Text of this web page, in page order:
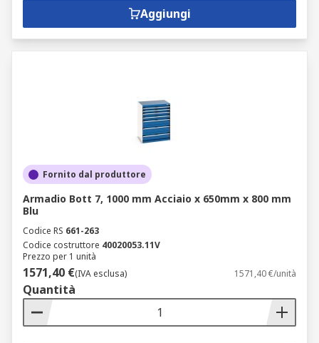
Aggiungi
Fornito dal produttore
Armadio Bott 7, 1000 mm Acciaio x 650mm x 800 mm
Blu
Codice RS 661-263
Codice costruttore 40020053.11V
Prezzo per 1 unità
1571,40 €(IVA esclusa) 1571,40 €/unità
Quantità